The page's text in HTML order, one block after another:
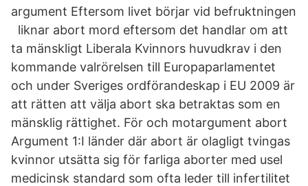
argument Eftersom livet börjar vid befruktningen
liknar abort mord eftersom det handlar om att
ta mänskligt Liberala Kvinnors huvudkrav i den
kommande valrörelsen till Europaparlamentet
och under Sveriges ordförandeskap i EU 2009 är
att rätten att välja abort ska betraktas som en
mänsklig rättighet. För och motargument abort
Argument 1:I länder där abort är olagligt tvingas
kvinnor utsätta sig för farliga aborter med usel
medicinsk standard som ofta leder till infertilitet